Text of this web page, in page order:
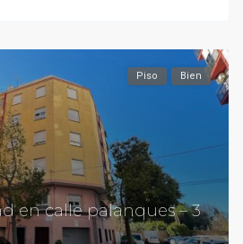
Piso Bien
en calle palanques – 3